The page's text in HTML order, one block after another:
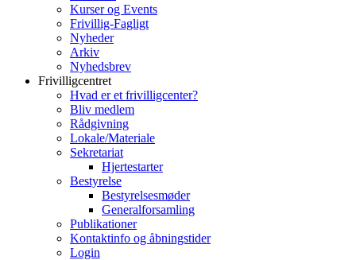
Kurser og Events
Frivillig-Fagligt
Nyheder
Arkiv
Nyhedsbrev
Frivilligcentret
Hvad er et frivilligcenter?
Bliv medlem
Rådgivning
Lokale/Materiale
Sekretariat
Hjertestarter
Bestyrelse
Bestyrelsesmøder
Generalforsamling
Publikationer
Kontaktinfo og åbningstider
Login